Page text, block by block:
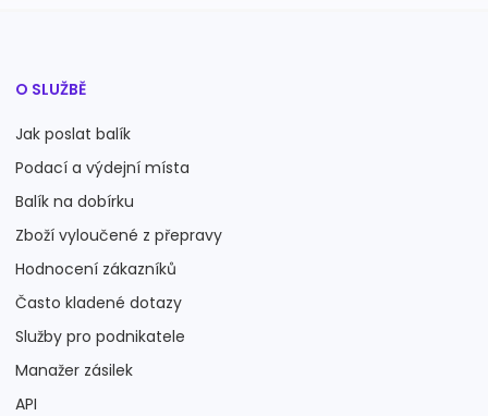
O SLUŽBĚ
Jak poslat balík
Podací a výdejní místa
Balík na dobírku
Zboží vyloučené z přepravy
Hodnocení zákazníků
Často kladené dotazy
Služby pro podnikatele
Manažer zásilek
API